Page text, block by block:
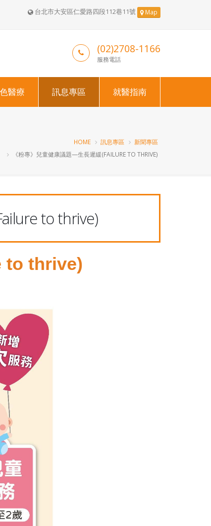
台北市大安區仁愛路四段112巷11號 Map
(02)2708-1166
服務電話
醫療 訊息專區 就醫指南
HOME 訊息專區
新聞專區
《粉專》兒童健康議題—生長遲緩(FAILURE TO THRIVE)
to thrive)
to thrive)